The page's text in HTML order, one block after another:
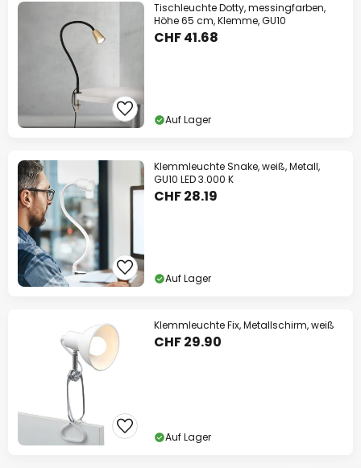
Tischleuchte Dotty, messingfarben,
Höhe 65 cm, Klemme, GU10
CHF 41.68
Auf Lager
Klemmleuchte Snake, weiß, Metall,
GU10 LED 3.000 K
CHF 28.19
Auf Lager
Klemmleuchte Fix, Metallschirm, weiß
CHF 29.90
Auf Lager